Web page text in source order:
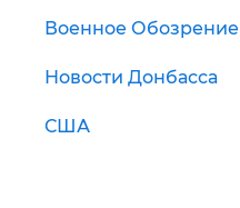
Военное Обозрение
Новости Донбасса
США